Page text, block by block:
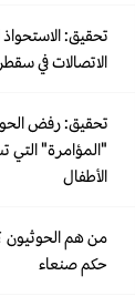
تحقيق: الاستحواذ
الاتصالات في
تحقيق: رفض
"المؤامرة"
الأطفال
من هم
حكم صنعاء